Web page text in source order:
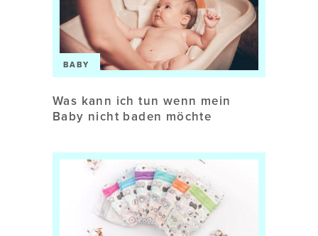
BABY
Was kann ich tun wenn mein
Baby nicht baden möchte